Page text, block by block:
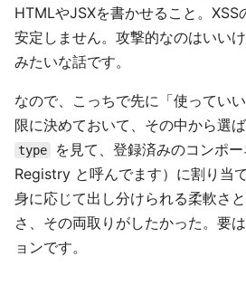
HTMLやJSXを書かせること。XSS
安定しません。攻撃的なのはいい
みたいな話です。
なので、こっちで先に「使ってい
限に決めておいて、その中から選
type
を見て、登録済みのコンポ
Registry と呼んでます）に割り当
身に応じて出し分けられる柔軟さ
さ、その両取りがしたかった。要
ョンです。